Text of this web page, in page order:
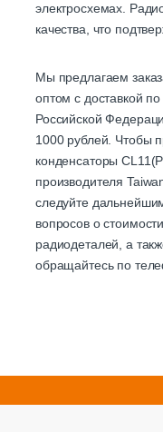
электросхемах.
качества, что
Мы предлагаем
оптом с доставкой
Российской
1000 рублей. Чтобы
конденсаторы
производителя
следуйте
вопросов о
радиодеталей, а
обращайтесь по